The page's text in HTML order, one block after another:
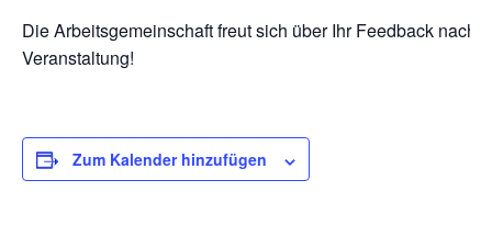
Die Arbeitsgemeinschaft freut sich über Ihr Feedback nach
Veranstaltung!
Zum Kalender hinzufügen